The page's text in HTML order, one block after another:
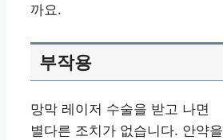
까요.
부작용
망막 레이저 수술을 받고 나면
별다른 조치가 없습니다. 안약을